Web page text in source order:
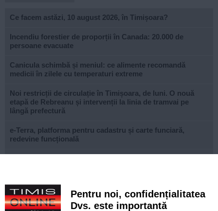
Ce facem astăzi, 10 august 2026, în Timișoara?
Incendiu forestier de proporții în Canada: 20.000 de
persoane evacuate
Canicula schimbă și meniul: ce alimente recomandă
medicii în zilele cu temperaturi extreme
Noi restricții de circulație în Timișoara, de luni. O nouă
etapă de Rebreanu și intervenții la linia de tramvai pe
lângă prefectură
e-Terra, platforma pentru cadastru și carte funciară,
redevine funcțională
Ce facem astăzi, 9 august 2026, în Timișoara?
Pentru noi, confidențialitatea
Dvs. este importantă